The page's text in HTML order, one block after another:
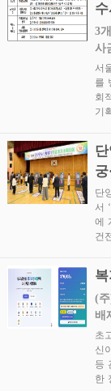
3
사
서
를
회
기
궁
단
서
에
건
(
배
초
신
등
한